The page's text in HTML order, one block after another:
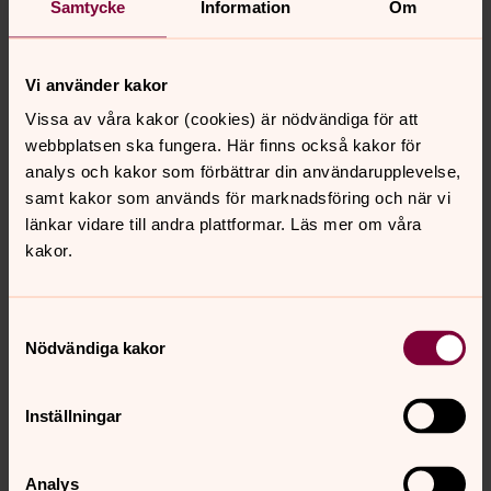
Samtycke Information Om
Vi använder kakor
Vissa av våra kakor (cookies) är nödvändiga för att
webbplatsen ska fungera. Här finns också kakor för
analys och kakor som förbättrar din användarupplevelse,
samt kakor som används för marknadsföring och när vi
länkar vidare till andra plattformar. Läs mer om våra
kakor.
Nödvändiga kakor
Inställningar
Analys
kyrkan! Fyll i uppgifterna nedan. Fält med * är
till din folkbokföringsadress som du sedan returnerar till
oss.
Jag är döpt i Svenska kyrkans ordning